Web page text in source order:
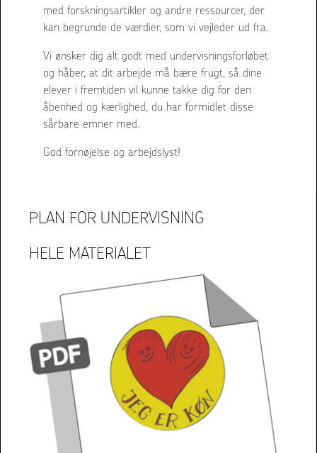
med forskningsartikler og andre ressourcer, der
kan begrunde de værdier, som vi vejleder ud fra.
Vi ønsker dig alt godt med undervisningsforløbet
og håber, at dit arbejde må bære frugt, så dine
elever i fremtiden vil kunne takke dig for den
åbenhed og kærlighed, du har formidlet disse
sårbare emner med.
God fornøjelse og arbejdslyst!
PLAN FOR UNDERVISNING
HELE MATERIALET